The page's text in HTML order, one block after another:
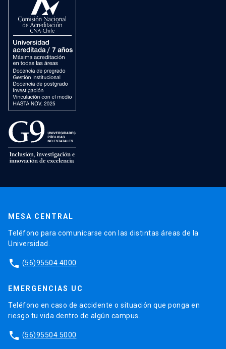
MESA CENTRAL
Teléfono para comunicarse con las distintas áreas de la
Universidad.
phone (56)95504 4000
EMERGENCIAS UC
Teléfono en caso de accidente o situación que ponga en
riesgo tu vida dentro de algún campus.
phone (56)95504 5000